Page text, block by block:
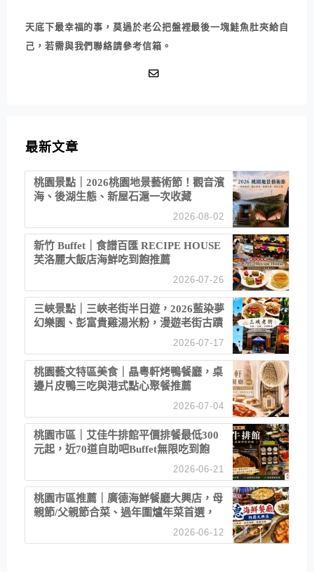
天底下最幸福的事，莫過於老公把盤裡最後一塊鮭魚肚夾給自
己，若需與我們聯絡請參考信箱。
最新文章
桃園景點｜2026桃園地景藝術節！觀音濱
海、後湖生態、新屋石滬一次收藏
2026-08-02
新竹 Buffet｜食譜百匯 RECIPE HOUSE
芙洛麗大飯店海鮮吃到飽推薦
2026-07-26
三峽景點｜三峽老街半日遊，2026藍染夢
幻樂園、彭富貴雞湯米粉，漫遊老街古蹟
2026-07-17
桃園藝文特區美食｜晶粵軒烤鴨餐廳，桌
邊片皮鴨三吃與港式點心聚餐推薦
2026-07-04
桃園市區｜艾佳牛排館平價排餐最低300
元起，近70道自助吧Buffet無限吃到飽
2026-06-21
桃園市區推薦｜廣德海鮮餐廳大興店，母
親節/父親節合菜、過年圍爐年菜首選，
2026-06-12